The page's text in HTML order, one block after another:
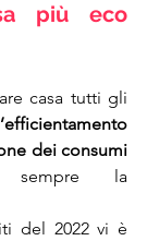
più eco
sempre la
del 2022 vi è